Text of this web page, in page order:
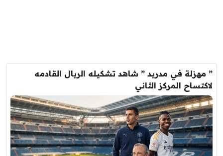
” مهزلة في مدريد ” شاهد تشكيله الريال القادمه
لاكتساح المركز الثاني